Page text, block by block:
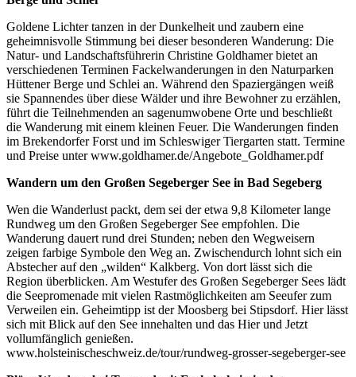
Goldene Lichter tanzen in der Dunkelheit und zaubern eine
geheimnisvolle Stimmung bei dieser besonderen Wanderung: Die
Natur- und Landschaftsführerin Christine Goldhamer bietet an
verschiedenen Terminen Fackelwanderungen in den Naturparken
Hüttener Berge und Schlei an. Während den Spaziergängen weiß
sie Spannendes über diese Wälder und ihre Bewohner zu erzählen,
führt die Teilnehmenden an sagenumwobene Orte und beschließt
die Wanderung mit einem kleinen Feuer. Die Wanderungen finden
im Brekendorfer Forst und im Schleswiger Tiergarten statt. Termine
und Preise unter www.goldhamer.de/Angebote_Goldhamer.pdf
Wandern um den Großen Segeberger See in Bad Segeberg
Wen die Wanderlust packt, dem sei der etwa 9,8 Kilometer lange
Rundweg um den Großen Segeberger See empfohlen. Die
Wanderung dauert rund drei Stunden; neben den Wegweisern
zeigen farbige Symbole den Weg an. Zwischendurch lohnt sich ein
Abstecher auf den „wilden“ Kalkberg. Von dort lässt sich die
Region überblicken. Am Westufer des Großen Segeberger Sees lädt
die Seepromenade mit vielen Rastmöglichkeiten am Seeufer zum
Verweilen ein. Geheimtipp ist der Moosberg bei Stipsdorf. Hier lässt
sich mit Blick auf den See innehalten und das Hier und Jetzt
vollumfänglich genießen.
www.holsteinischeschweiz.de/tour/rundweg-grosser-segeberger-see